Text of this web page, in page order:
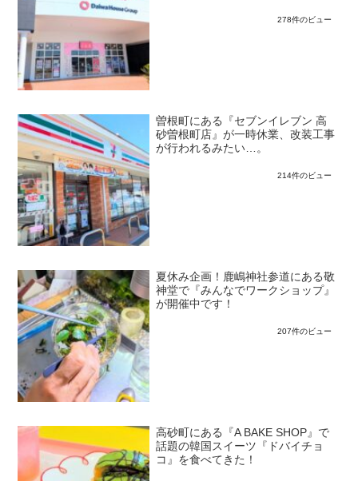
278件のビュー
曽根町にある『セブンイレブン 高
砂曽根町店』が一時休業、改装工事
が行われるみたい…。
214件のビュー
夏休み企画！鹿嶋神社参道にある敬
神堂で『みんなでワークショップ』
が開催中です！
207件のビュー
高砂町にある『A BAKE SHOP』で
話題の韓国スイーツ『ドバイチョ
コ』を食べてきた！